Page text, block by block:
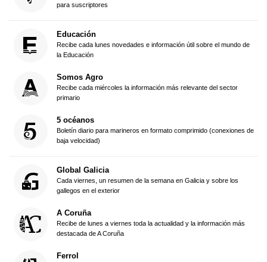
para suscriptores
Educación
Recibe cada lunes novedades e información útil sobre el mundo de
la Educación
Somos Agro
Recibe cada miércoles la información más relevante del sector
primario
5 océanos
Boletín diario para marineros en formato comprimido (conexiones de
baja velocidad)
Global Galicia
Cada viernes, un resumen de la semana en Galicia y sobre los
gallegos en el exterior
A Coruña
Recibe de lunes a viernes toda la actualidad y la información más
destacada de A Coruña
Ferrol